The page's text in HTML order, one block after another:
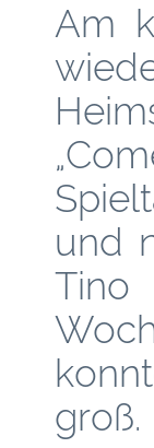
Am
und
Tino
groß.